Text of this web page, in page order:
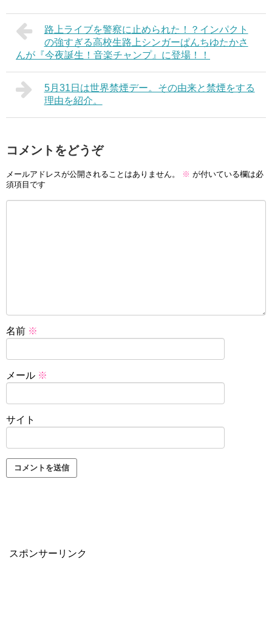
路上ライブを警察に止められた！？インパクト
の強すぎる高校生路上シンガーぱんちゆたかさ
んが『今夜誕生！音楽チャンプ』に登場！！
5月31日は世界禁煙デー。その由来と禁煙をする
理由を紹介。
コメントをどうぞ
メールアドレスが公開されることはありません。 ※ が付いている欄は必
須項目です
名前 ※
メール ※
サイト
スポンサーリンク